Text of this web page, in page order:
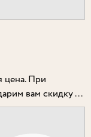
цена. При
вам скидку ...